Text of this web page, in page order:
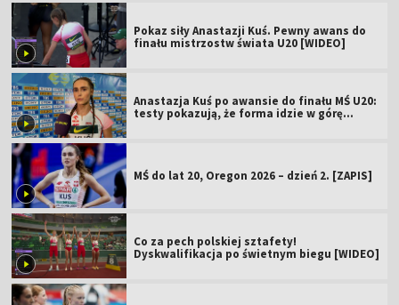
Pokaz siły Anastazji Kuś. Pewny awans do
finału mistrzostw świata U20 [WIDEO]
Anastazja Kuś po awansie do finału MŚ U20:
testy pokazują, że forma idzie w górę
MŚ do lat 20, Oregon 2026 – dzień 2. [ZAPIS]
Co za pech polskiej sztafety!
Dyskwalifikacja po świetnym biegu [WIDEO]